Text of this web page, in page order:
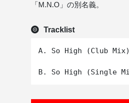
「M.N.O」の別名義。
Tracklist
A. So High (Club Mix)